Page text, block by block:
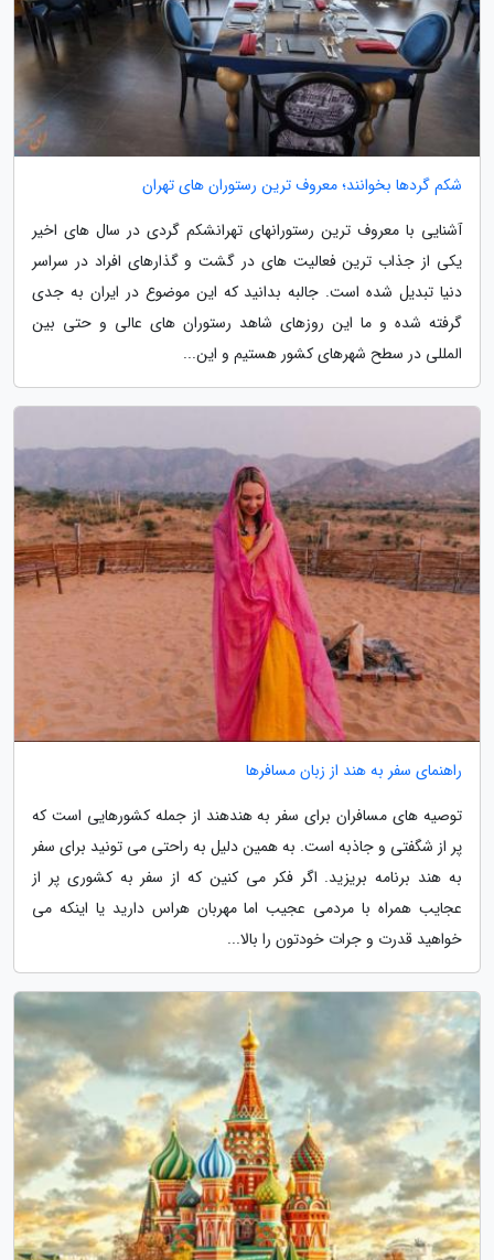
شکم گردها بخوانند؛ معروف ترین رستوران های تهران
آشنایی با معروف ترین رستورانهای تهرانشکم گردی در سال های اخیر
یکی از جذاب ترین فعالیت های در گشت و گذارهای افراد در سراسر
دنیا تبدیل شده است. جالبه بدانید که این موضوع در ایران به جدی
گرفته شده و ما این روزهای شاهد رستوران های عالی و حتی بین
المللی در سطح شهرهای کشور هستیم و این...
راهنمای سفر به هند از زبان مسافرها
توصیه های مسافران برای سفر به هندهند از جمله کشورهایی است که
پر از شگفتی و جاذبه است. به همین دلیل به راحتی می تونید برای سفر
به هند برنامه بریزید. اگر فکر می کنین که از سفر به کشوری پر از
عجایب همراه با مردمی عجیب اما مهربان هراس دارید یا اینکه می
خواهید قدرت و جرات خودتون را بالا...